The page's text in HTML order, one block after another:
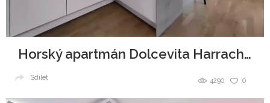
Horský apartmán Dolcevita Harrachov
0
4290
Sdílet